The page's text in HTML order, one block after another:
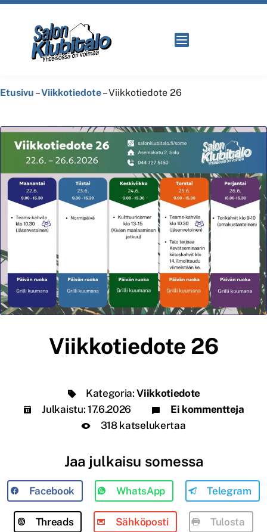
Etusivu –Viikkotiedote–Viikkotiedote 26
Viikkotiedote 26
Kategoria: Viikkotiedote
Julkaistu: 17.6.2026
Ei kommentteja
318 katselukertaa
Jaa julkaisu somessa
Facebook WhatsApp Telegram
Threads Sähköposti Tulosta